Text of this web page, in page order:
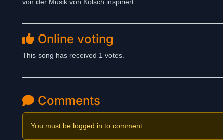
Online voting
This song has received 1 votes.
Comments
You must be logged in to comment.